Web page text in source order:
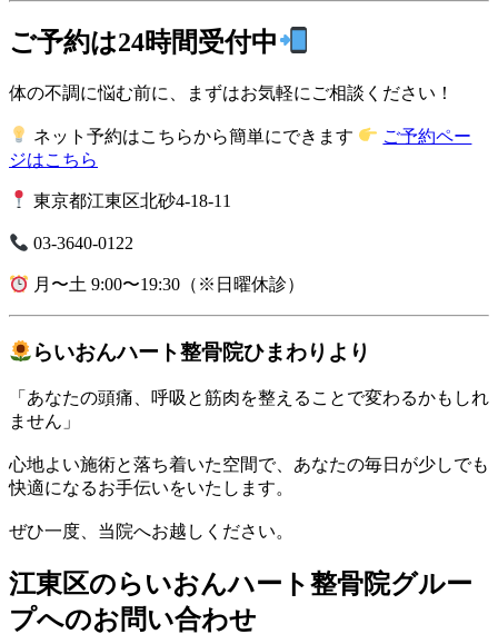
ご予約は24時間受付中
体の不調に悩む前に、まずはお気軽にご相談ください！
ネット予約はこちらから簡単にできます
ご予約ペー
ジはこちら
東京都江東区北砂4-18-11
03-3640-0122
月〜土 9:00〜19:30（※日曜休診）
らいおんハート整骨院ひまわりより
「あなたの頭痛、呼吸と筋肉を整えることで変わるかもしれ
ません」
心地よい施術と落ち着いた空間で、あなたの毎日が少しでも
快適になるお手伝いをいたします。
ぜひ一度、当院へお越しください。
江東区のらいおんハート整骨院グルー
プへのお問い合わせ